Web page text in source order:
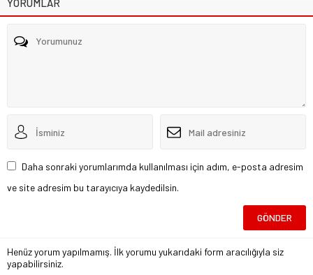
YORUMLAR
Daha sonraki yorumlarımda kullanılması için adım, e-posta adresim
ve site adresim bu tarayıcıya kaydedilsin.
Henüz yorum yapılmamış. İlk yorumu yukarıdaki form aracılığıyla siz
yapabilirsiniz.